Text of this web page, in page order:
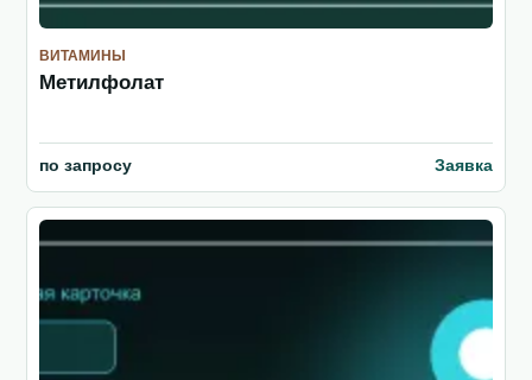
ВИТАМИНЫ
Метилфолат
по запросу Заявка